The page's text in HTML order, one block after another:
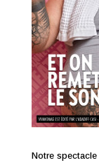
Notre spectacle